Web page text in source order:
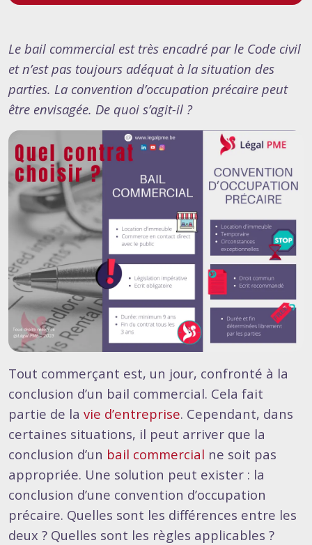
Le bail commercial est très encadré par le Code civil
et n’est pas toujours adéquat à la situation des
parties. La convention d’occupation précaire peut
être envisagée. De quoi s’agit-il ?
Tout commerçant est, un jour, confronté à la
conclusion d’un bail commercial. Cela fait
partie de la vie d’entreprise. Cependant, dans
certaines situations, il peut arriver que la
conclusion d’un bail commercial ne soit pas
appropriée. Une solution peut exister : la
conclusion d’une convention d’occupation
précaire. Quelles sont les différences entre les
deux ? Quelles sont les règles applicables ?